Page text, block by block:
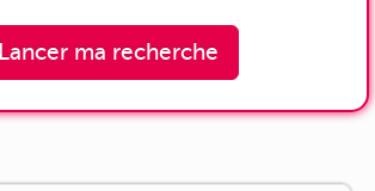
Lancer ma recherche